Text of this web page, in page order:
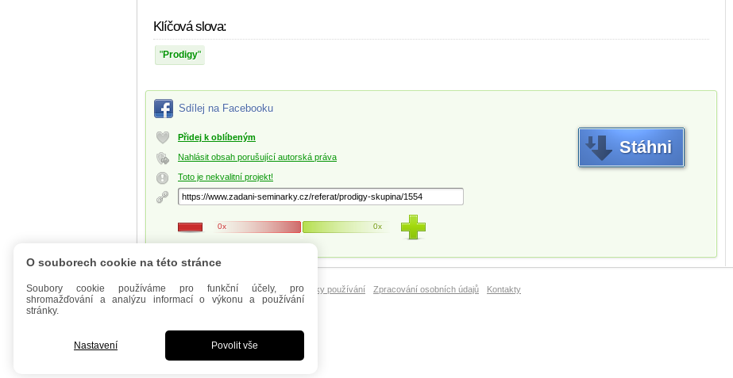
Klíčová slova:
Prodigy
Sdílej na Facebooku
Přidej k oblíbeným
Nahlásit obsah porušující autorská práva
Toto je nekvalitní projekt!
0x 0x
Stáhni
Úvod Mobilní verze FAQ - Manuál Podmínky používání Zpracování osobních údajů Kontakty
O souborech cookie na této stránce
Soubory cookie používáme pro funkční účely, pro
shromažďování a analýzu informací o výkonu a používání
stránky.
Nastavení Povolit vše